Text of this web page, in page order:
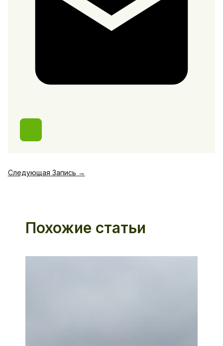
Следующая Запись →
Похожие статьи